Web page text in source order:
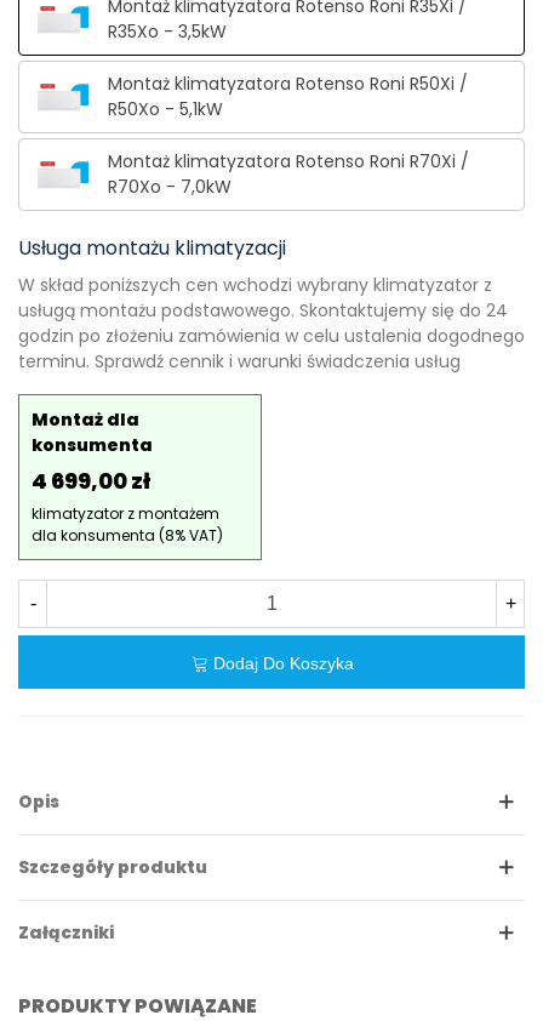
Montaż klimatyzatora Rotenso Roni R35Xi /
R35Xo - 3,5kW
Montaż klimatyzatora Rotenso Roni R50Xi /
R50Xo - 5,1kW
Montaż klimatyzatora Rotenso Roni R70Xi /
R70Xo - 7,0kW
Usługa montażu klimatyzacji
W skład poniższych cen wchodzi wybrany klimatyzator z
usługą montażu podstawowego. Skontaktujemy się do 24
godzin po złożeniu zamówienia w celu ustalenia dogodnego
terminu. Sprawdź cennik i warunki świadczenia usług
Montaż dla
konsumenta
4 699,00 zł
klimatyzator z montażem
dla konsumenta (8% VAT)
- +
Dodaj Do Koszyka
Opis
Szczegóły produktu
Załączniki
PRODUKTY POWIĄZANE